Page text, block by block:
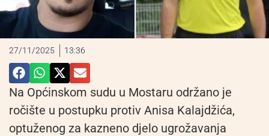
27/11/2025 13:36
Na Općinskom sudu u Mostaru održano je
ročište u postupku protiv Anisa Kalajdžića,
optuženog za kazneno djelo ugrožavanja